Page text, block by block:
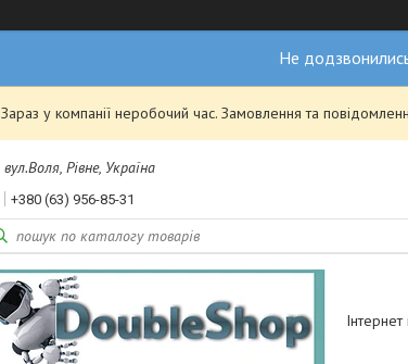
Не
Зараз у компанії неробочий час. Замовлення та
вул.Воля, Рівне, Україна
+380 (63) 956-85-31